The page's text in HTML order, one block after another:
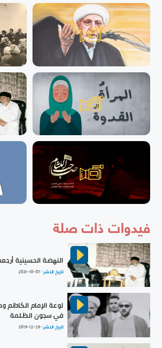
فيدوات ذات صلة
النهضة الحسينية
تاريخ النشر :2021-10-07
لوعة الإمام الكاظم
في سجون الظلمة
تاريخ النشر :2019-12-29